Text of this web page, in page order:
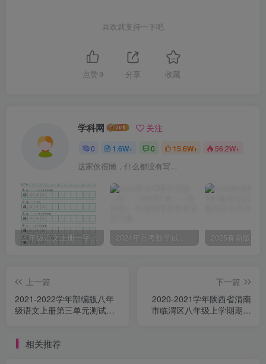
喜欢就支持一下吧
点赞 9 分享 收藏
学科网 关注
0 1.6W+ 0 15.6W+ 56.2W+
这家伙很懒，什么都没有写...
三年级语文上册一字三描红写字表字帖 2024年高考数学试卷（文）（全国甲卷）（空白卷）
上一篇
2021-2022学年部编版八年
级语文上册第三单元测试卷A
下一篇
2020-2021学年陕西省渭南
市临渭区八年级上学期期末
相关推荐